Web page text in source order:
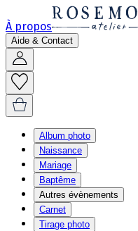
À propos
Aide & Contact
Album photo
Naissance
Mariage
Baptême
Autres évènements
Carnet
Tirage photo